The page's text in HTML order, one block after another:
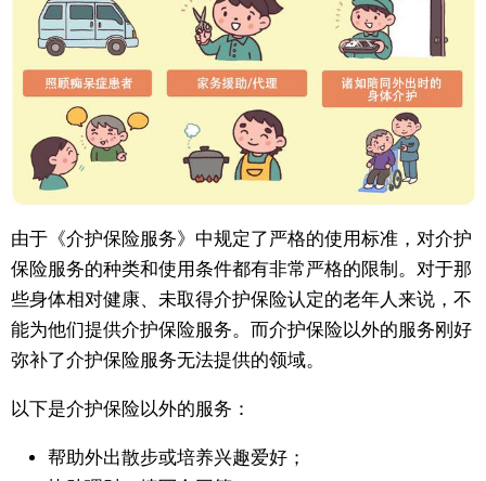
由于《介护保险服务》中规定了严格的使用标准，对介护
保险服务的种类和使用条件都有非常严格的限制。对于那
些身体相对健康、未取得介护保险认定的老年人来说，不
能为他们提供介护保险服务。而介护保险以外的服务刚好
弥补了介护保险服务无法提供的领域。
以下是介护保险以外的服务：
帮助外出散步或培养兴趣爱好；